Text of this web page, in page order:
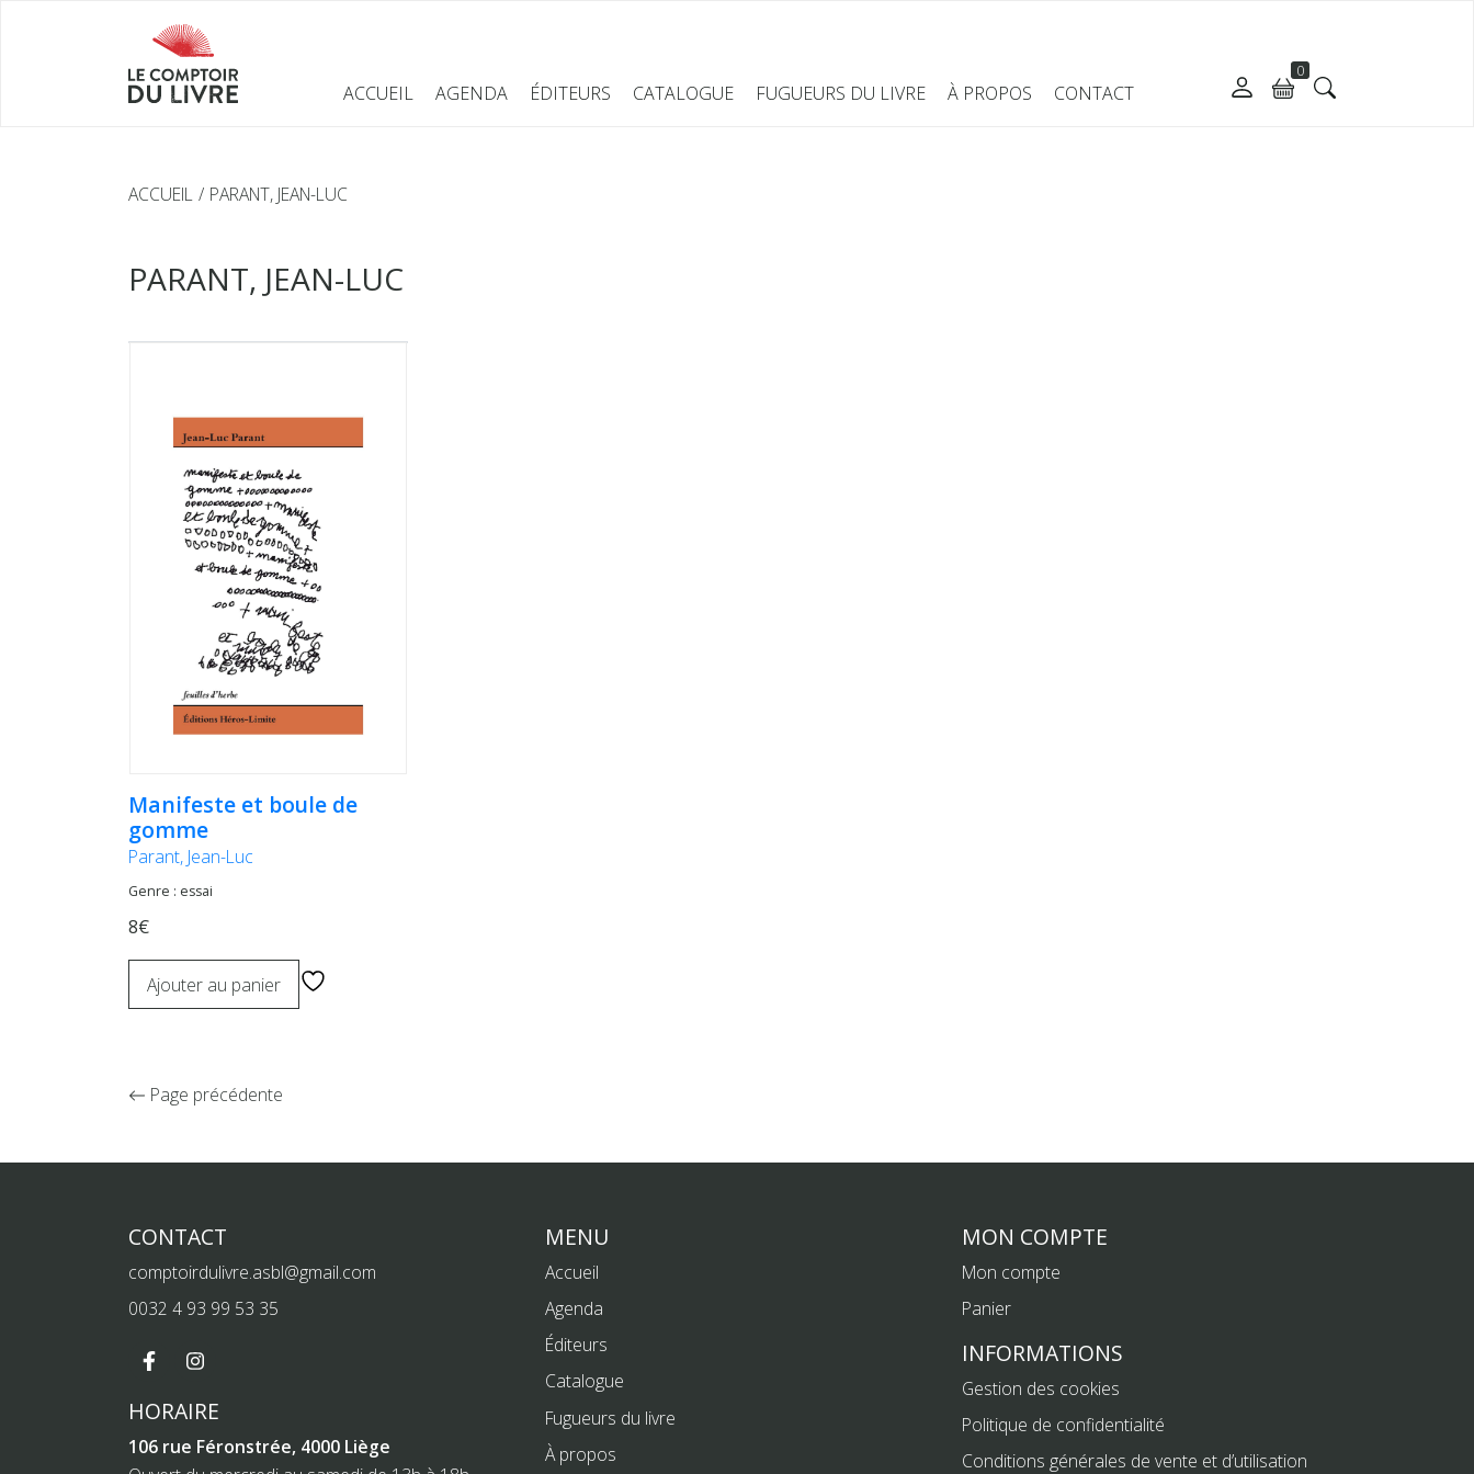
ACCUEIL AGENDA ÉDITEURS CATALOGUE FUGUEURS DU LIVRE À PROPOS CONTACT
0
ACCUEIL PARANT, JEAN-LUC
PARANT, JEAN-LUC
Manifeste et boule de
gomme
Parant, Jean-Luc
Genre : essai
8€
Ajouter au panier
Page précédente
CONTACT
comptoirdulivre.asbl@gmail.com
0032 4 93 99 53 35
HORAIRE
106 rue Féronstrée, 4000 Liège
MENU
Accueil
Agenda
Éditeurs
Catalogue
Fugueurs du livre
À propos
MON COMPTE
Mon compte
Panier
INFORMATIONS
Gestion des cookies
Politique de confidentialité
Conditions générales de vente et d’utilisation